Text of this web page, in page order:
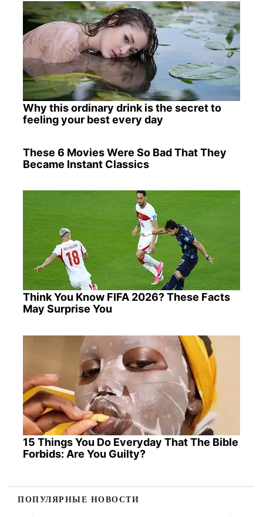
Why this ordinary drink is the secret to
feeling your best every day
These 6 Movies Were So Bad That They
Became Instant Classics
Think You Know FIFA 2026? These Facts
May Surprise You
15 Things You Do Everyday That The Bible
Forbids: Are You Guilty?
ПОПУЛЯРНЫЕ НОВОСТИ